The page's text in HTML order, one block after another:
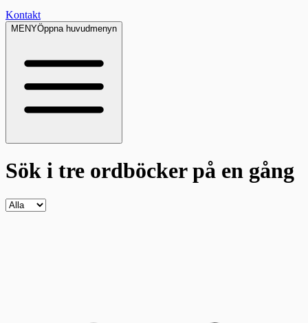
Kontakt
MENYÖppna huvudmenyn
Sök i tre ordböckerpå en gång